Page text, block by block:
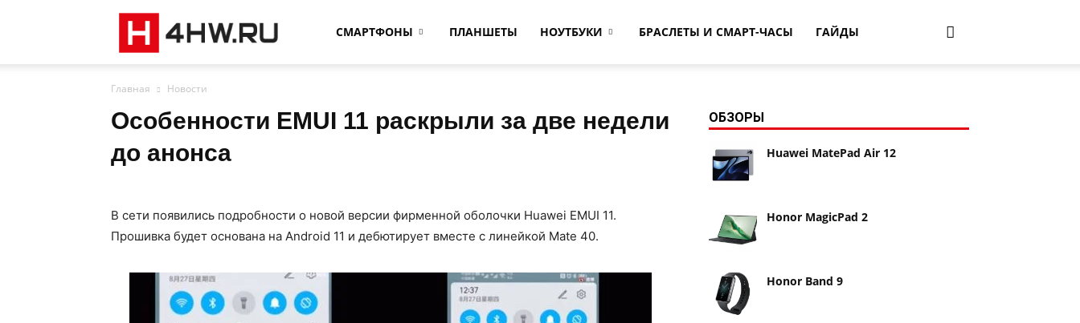
СМАРТФОНЫ ПЛАНШЕТЫ НОУТБУКИ БРАСЛЕТЫ И СМАРТ-ЧАСЫ ГАЙДЫ
Главная Новости
Особенности EMUI 11 раскрыли за две недели
до анонса
В сети появились подробности о новой версии фирменной оболочки Huawei EMUI 11.
Прошивка будет основана на Android 11 и дебютирует вместе с линейкой Mate 40.
ОБЗОРЫ
Huawei MatePad Air 12
Honor MagicPad 2
Honor Band 9